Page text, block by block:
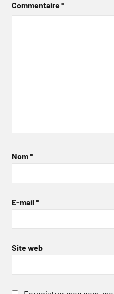
Commentaire*
Nom*
E-mail *
Site web